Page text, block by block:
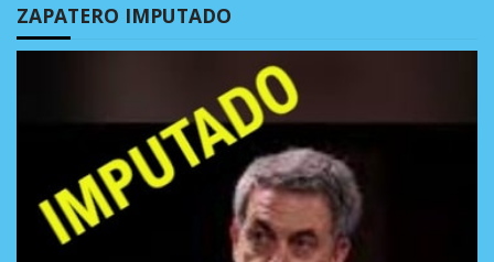
ZAPATERO IMPUTADO